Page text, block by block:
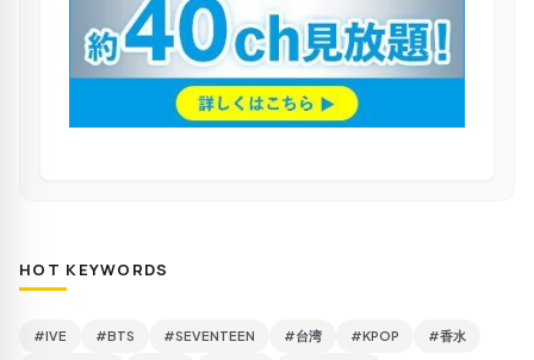
HOT KEYWORDS
#IVE #BTS #SEVENTEEN #台湾 #KPOP #香水